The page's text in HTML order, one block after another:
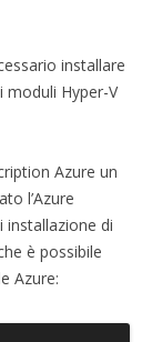
installare
moduli Hyper-V
Azure un
l’Azure
installazione di
è possibile
Azure: